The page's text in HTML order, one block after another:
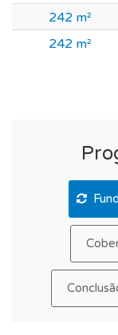
242 m²
242 m²